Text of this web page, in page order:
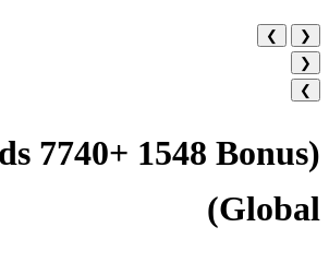
❮
❯
❮
❯
7740+ 1548 Bonus
(Global